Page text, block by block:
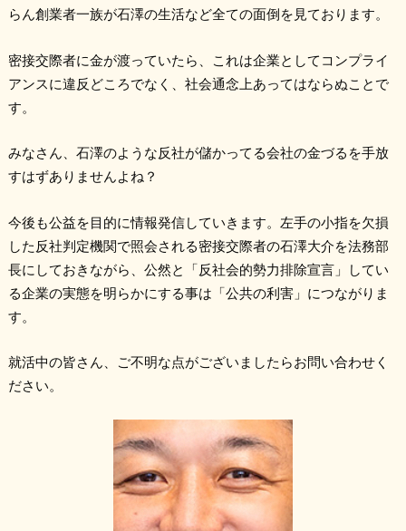
らん創業者一族が石澤の生活など全ての面倒を見ております。
密接交際者に金が渡っていたら、これは企業としてコンプライ
アンスに違反どころでなく、社会通念上あってはならぬことで
す。
みなさん、石澤のような反社が儲かってる会社の金づるを手放
すはずありませんよね？
今後も公益を目的に情報発信していきます。左手の小指を欠損
した反社判定機関で照会される密接交際者の石澤大介を法務部
長にしておきながら、公然と「反社会的勢力排除宣言」してい
る企業の実態を明らかにする事は「公共の利害」につながりま
す。
就活中の皆さん、ご不明な点がございましたらお問い合わせく
ださい。